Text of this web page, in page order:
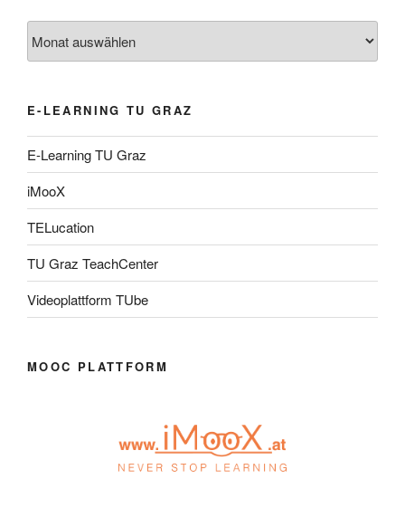
E-LEARNING TU GRAZ
E-Learning TU Graz
iMooX
TELucation
TU Graz TeachCenter
Videoplattform TUbe
MOOC PLATTFORM